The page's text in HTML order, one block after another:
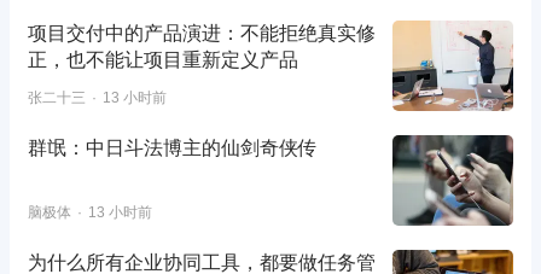
项目交付中的产品演进：不能拒绝真实修
正，也不能让项目重新定义产品
张二十三 13 小时前
群氓：中日斗法博主的仙剑奇侠传
脑极体 13 小时前
为什么所有企业协同工具，都要做任务管